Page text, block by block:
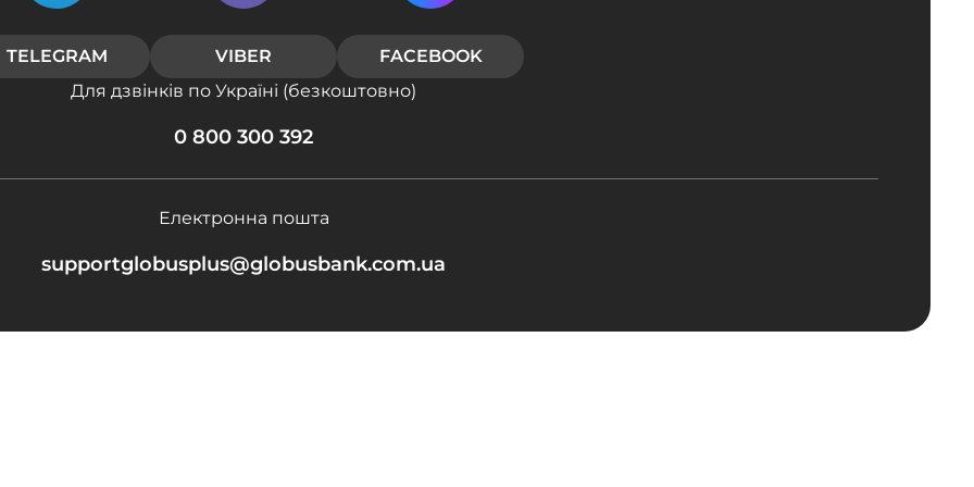
TELEGRAM VIBER
FACEBOOK
Для дзвінків по Україні (безкоштовно)
0 800 300 392
Електронна пошта
supportglobusplus@globusbank.com.ua